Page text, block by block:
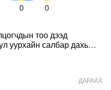
0 0
тоо дээд
уурхайн салбар дахь
ДАРААХ